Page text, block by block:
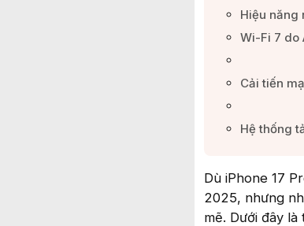
Hiệu năng
Wi-Fi 7 do
Cải tiến
Hệ thống
Dù iPhone 17
2025, nhưng
mẽ. Dưới đây